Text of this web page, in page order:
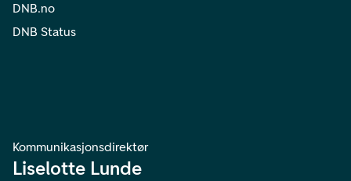
DNB.no
DNB Status
Kommunikasjonsdirektør
Liselotte Lunde